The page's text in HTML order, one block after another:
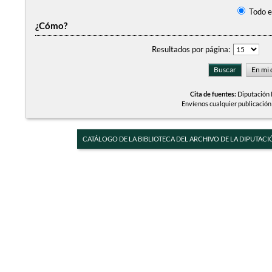
Todo
¿Cómo?
Resultados por página:
Cita de fuentes:Diputación
Envíenos cualquier
CATÁLOGO DE LA BIBLIOTECA DEL ARCHIVO DE LA